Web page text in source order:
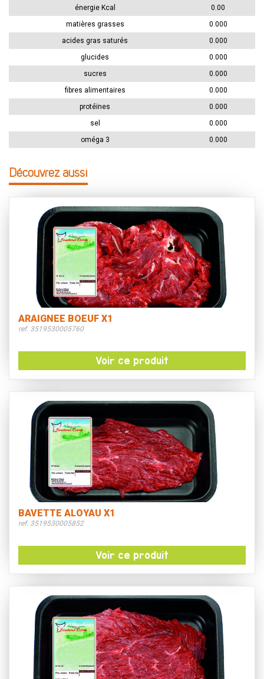
énergie Kcal
0.00
matières grasses
0.000
acides gras saturés
0.000
glucides
0.000
sucres
0.000
fibres alimentaires
0.000
protéïnes
0.000
sel
0.000
oméga 3
0.000
Découvrez aussi
ARAIGNEE BOEUF X1
ref. 3519530005760
Voir ce produit
BAVETTE ALOYAU X1
ref. 3519530005852
Voir ce produit